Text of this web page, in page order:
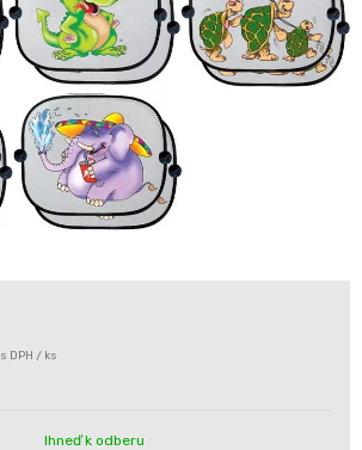
s DPH / ks
Ihneď k odberu